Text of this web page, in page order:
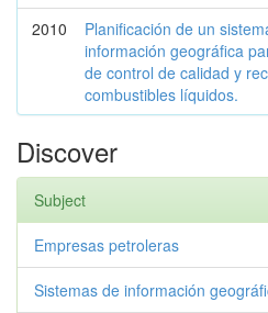
2010
Planificación de un
información geográfica
de control de calidad y
combustibles líquidos.
Discover
Subject
Empresas petroleras
Sistemas de información